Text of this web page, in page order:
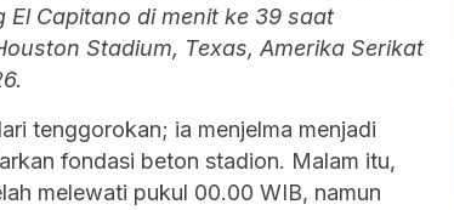
Capitano di menit ke 39 saat
Stadium, Texas, Amerika Serikat
tenggorokan; ia menjelma menjadi
fondasi beton stadion. Malam itu,
melewati pukul 00.00 WIB, namun